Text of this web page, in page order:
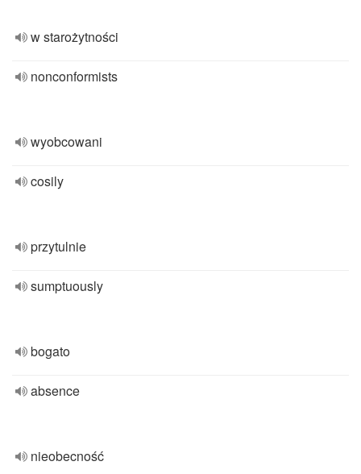
w starożytności
nonconformists
wyobcowani
cosily
przytulnie
sumptuously
bogato
absence
nieobecność